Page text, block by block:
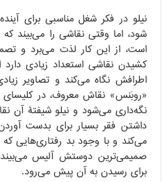
نیلو در فکر شغل مناسبی برای
شود، اما وقتی نقاشی را می‌بیند
است، از این کار لذت می‌برد و
کشیدن نقاشی استعداد زیادی
اطرافش نگاه می‌کند و تصاویر
«روبَنس» نقاش معروف، در
نگه‌داری می‌شود و نیلو شیفتۀ آن
داشتن فقر بسیار برای بدست
می‌کند و با وجود بد رفتاری‌هایی
صمیمی‌ترین دوستش آلیس
برای رسیدن به آن پیش می‌رود.